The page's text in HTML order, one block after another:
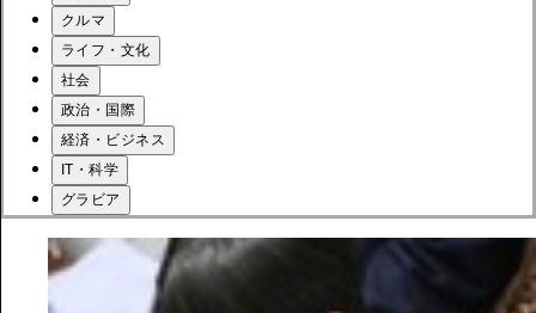
クルマ
ライフ・文化
社会
政治・国際
経済・ビジネス
IT・科学
グラビア